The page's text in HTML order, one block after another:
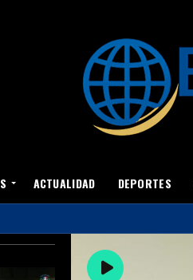
ACTUALIDAD DEPORTES